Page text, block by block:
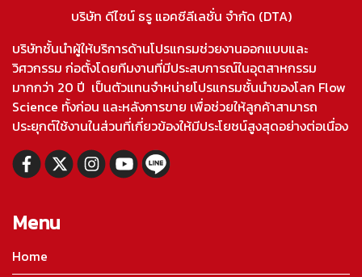
บริษัท ดีไซน์ ธรู แอคซีลีเลชั่น จำกัด (DTA)
บริษัทชั้นนำผู้ให้บริการด้านโปรแกรมช่วยงานออกแบบและ
วิศวกรรม ก่อตั้งโดยทีมงานที่มีประสบการณ์ในอุตสาหกรรม
มากกว่า 20 ปี เป็นตัวแทนจำหน่ายโปรแกรมชั้นนำของโลก Flow
Science ทั้งก่อน และหลังการขาย เพื่อช่วยให้ลูกค้าสามารถ
ประยุกต์ใช้งานในส่วนที่เกี่ยวข้องให้มีประโยชน์สูงสุดอย่างต่อเนื่อง
Menu
Home